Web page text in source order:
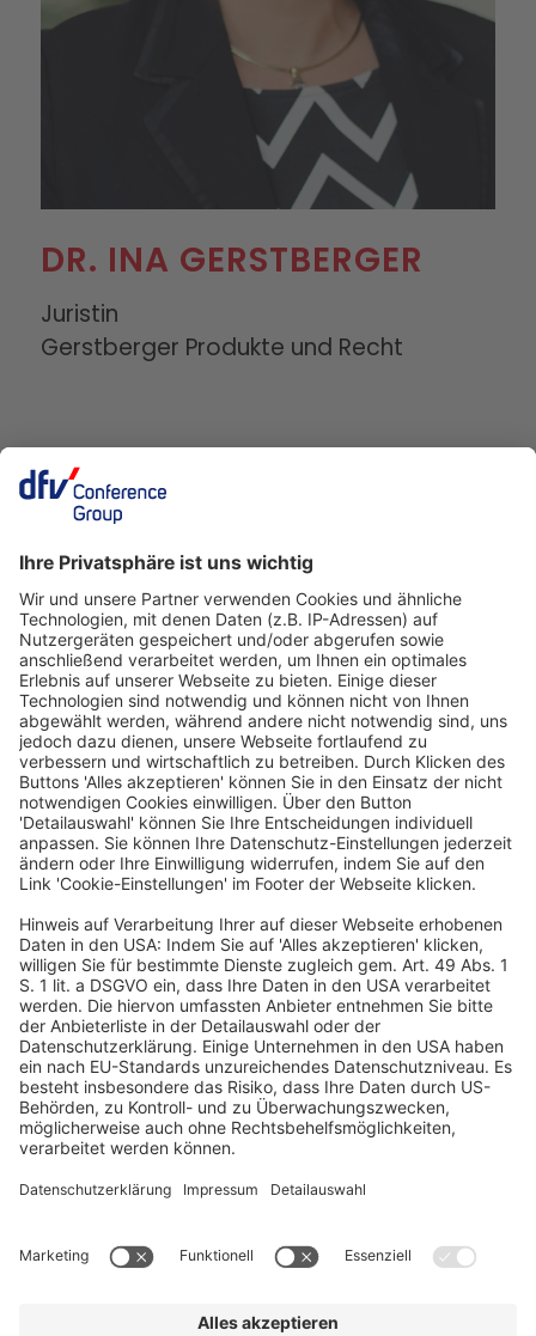
DR. INA GERSTBERGER
Juristin
Gerstberger Produkte und Recht
24./25. November 2026
Rheingoldhalle
Mainz
Veranstalter
dfv Conference Group GmbH
Mainzer Landstraße 251
60326 Frankfurt